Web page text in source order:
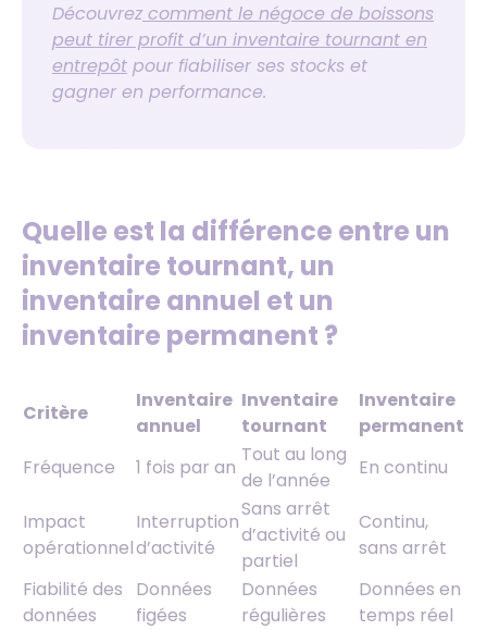
Découvrez comment le négoce de boissons
peut tirer profit d’un inventaire tournant en
entrepôt pour fiabiliser ses stocks et
gagner en performance.
Quelle est la différence entre un
inventaire tournant, un
inventaire annuel et un
inventaire permanent ?
Critère
Inventaire
annuel
Inventaire
tournant
Inventaire
permanent
Fréquence
1 fois par an
Tout au long
de l’année
En continu
Impact
opérationnel
Interruption
d’activité
Sans arrêt
d’activité ou
partiel
Continu,
sans arrêt
Fiabilité des
données
Données
figées
Données
régulières
Données en
temps réel